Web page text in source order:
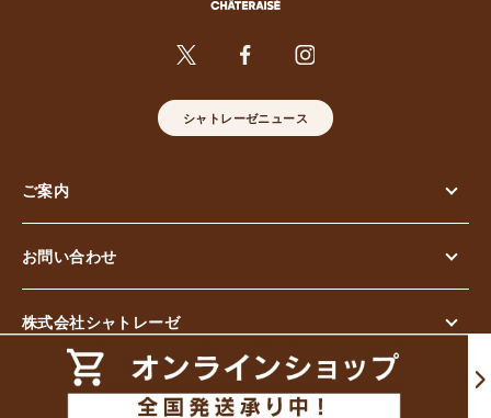
シャトレーゼニュース
ご案内
お問い合わせ
株式会社シャトレーゼ
© Chateraise Co.,Ltd. All Rights Reserved.